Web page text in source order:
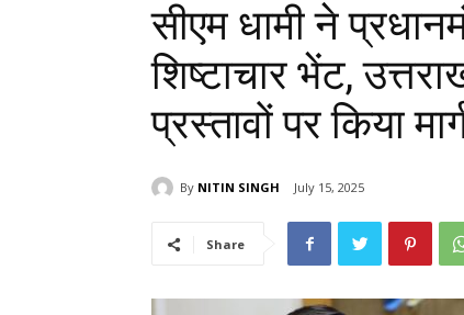
सीएम धामी ने
शिष्टाचार भेंट,
प्रस्तावों पर किया
By NITIN SINGH July 15, 2025
Share